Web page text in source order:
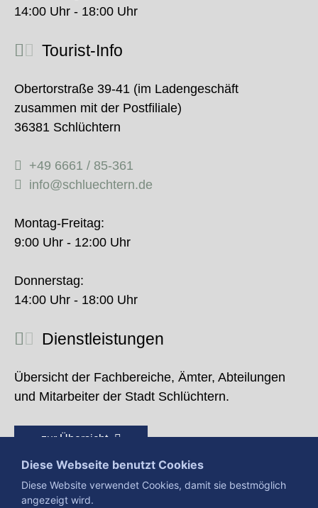
14:00 Uhr - 18:00 Uhr
Tourist-Info
Obertorstraße 39-41 (im Ladengeschäft
zusammen mit der Postfiliale)
36381 Schlüchtern
+49 6661 / 85-361
info@schluechtern.de
Montag-Freitag:
9:00 Uhr - 12:00 Uhr
Donnerstag:
14:00 Uhr - 18:00 Uhr
Dienstleistungen
Übersicht der Fachbereiche, Ämter, Abteilungen
und Mitarbeiter der Stadt Schlüchtern.
zur Übersicht
Diese Webseite benutzt Cookies
Diese Website verwendet Cookies, damit sie bestmöglich
angezeigt wird.